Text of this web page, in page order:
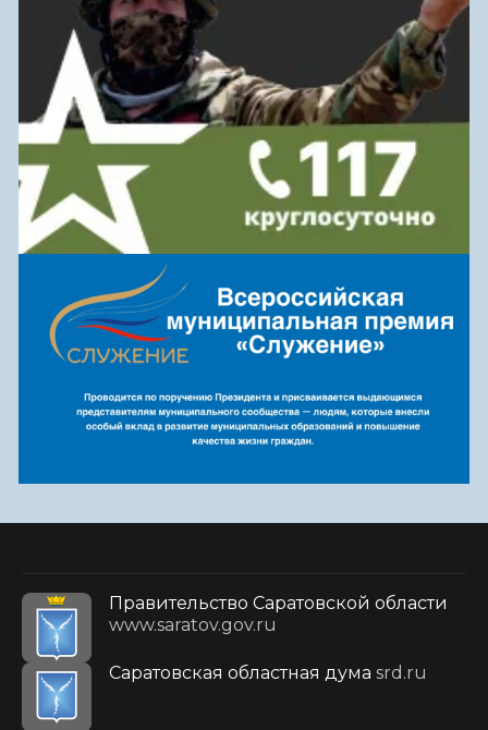
Правительство Саратовской области
www.saratov.gov.ru
Саратовская областная дума srd.ru